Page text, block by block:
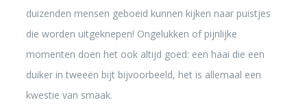
duizenden mensen geboeid kunnen kijken naar puistjes
die worden uitgeknepen! Ongelukken of pijnlijke
momenten doen het ook altijd goed: een haai die een
duiker in tweeën bijt bijvoorbeeld, het is allemaal een
kwestie van smaak.